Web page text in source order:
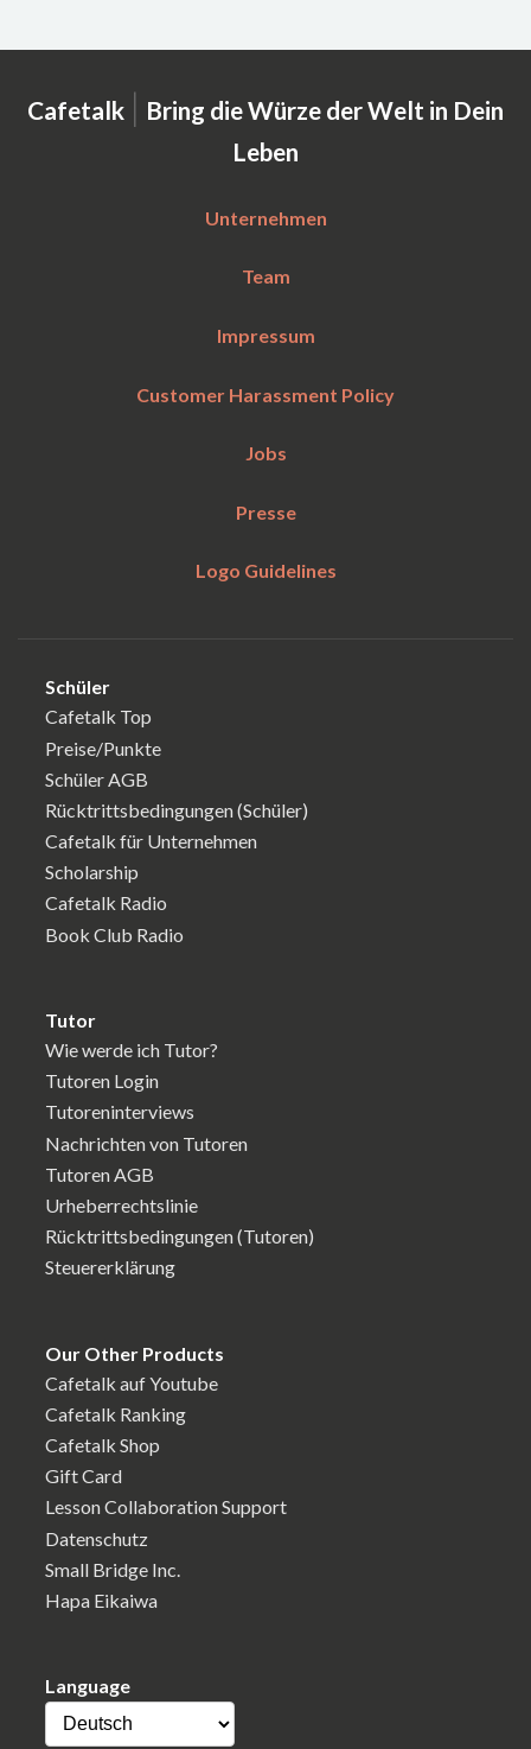
Cafetalk | Bring die Würze der Welt in Dein
Leben
Unternehmen
Team
Impressum
Customer Harassment Policy
Jobs
Presse
Logo Guidelines
Schüler
Cafetalk Top
Preise/Punkte
Schüler AGB
Rücktrittsbedingungen (Schüler)
Cafetalk für Unternehmen
Scholarship
Cafetalk Radio
Book Club Radio
Tutor
Wie werde ich Tutor?
Tutoren Login
Tutoreninterviews
Nachrichten von Tutoren
Tutoren AGB
Urheberrechtslinie
Rücktrittsbedingungen (Tutoren)
Steuererklärung
Our Other Products
Cafetalk auf Youtube
Cafetalk Ranking
Cafetalk Shop
Gift Card
Lesson Collaboration Support
Datenschutz
Small Bridge Inc.
Hapa Eikaiwa
Language